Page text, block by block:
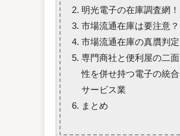
明光電子の在庫調査網！
市場流通在庫は要注意？
市場流通在庫の真贋判定
専門商社と便利屋の二面
性を併せ持つ電子の統合
サービス業
まとめ